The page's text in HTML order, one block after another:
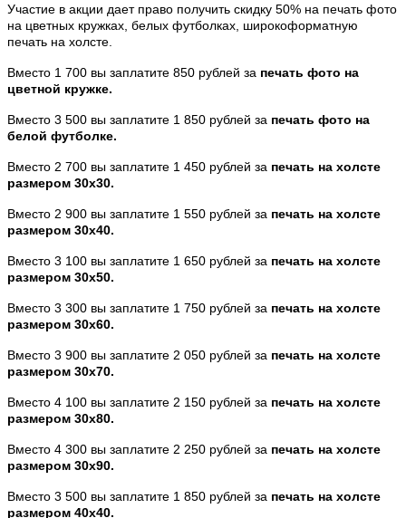
Участие в акции дает право получить скидку 50% на печать фото
на цветных кружках, белых футболках, широкоформатную
печать на холсте.
Вместо 1 700 вы заплатите 850 рублей за печать фото на
цветной кружке.
Вместо 3 500 вы заплатите 1 850 рублей за печать фото на
белой футболке.
Вместо 2 700 вы заплатите 1 450 рублей за печать на холсте
размером 30х30.
Вместо 2 900 вы заплатите 1 550 рублей за печать на холсте
размером 30х40.
Вместо 3 100 вы заплатите 1 650 рублей за печать на холсте
размером 30х50.
Вместо 3 300 вы заплатите 1 750 рублей за печать на холсте
размером 30х60.
Вместо 3 900 вы заплатите 2 050 рублей за печать на холсте
размером 30х70.
Вместо 4 100 вы заплатите 2 150 рублей за печать на холсте
размером 30х80.
Вместо 4 300 вы заплатите 2 250 рублей за печать на холсте
размером 30х90.
Вместо 3 500 вы заплатите 1 850 рублей за печать на холсте
размером 40х40.